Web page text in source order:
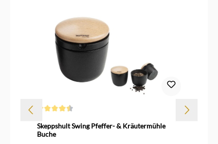
Skeppshult Swing Pfeffer- & Kräutermühle
Buche